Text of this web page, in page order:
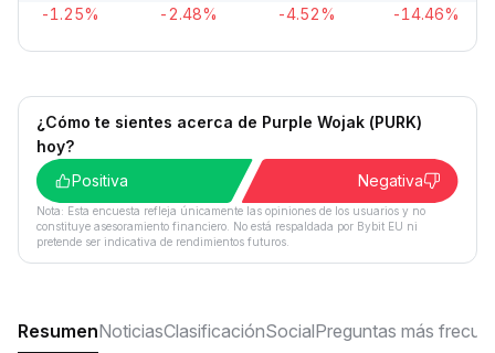
-1.25% -2.48% -4.52% -14.46%
¿Cómo te sientes acerca de Purple Wojak (PURK)
hoy?
Positiva
Negativa
Nota: Esta encuesta refleja únicamente las opiniones de los usuarios y no
constituye asesoramiento financiero. No está respaldada por Bybit EU ni
pretende ser indicativa de rendimientos futuros.
ResumenNoticiasClasificaciónSocialPreguntas más